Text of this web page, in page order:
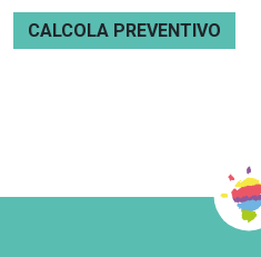
CALCOLA PREVENTIVO